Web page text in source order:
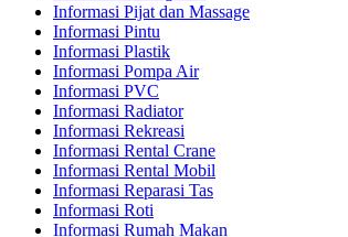
Informasi Pijat dan Massage
Informasi Pintu
Informasi Plastik
Informasi Pompa Air
Informasi PVC
Informasi Radiator
Informasi Rekreasi
Informasi Rental Crane
Informasi Rental Mobil
Informasi Reparasi Tas
Informasi Roti
Informasi Rumah Makan